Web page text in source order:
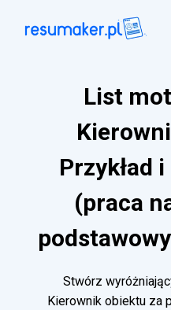
List
Przykład
(praca
Stwórz
Kierownik obiektu za